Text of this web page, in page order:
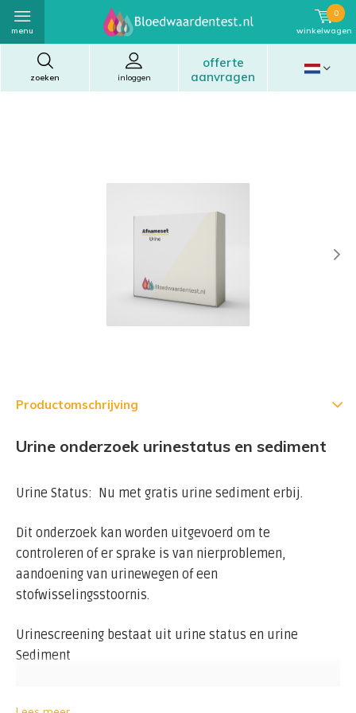
zoeken
offerte
aanvragen
inloggen
menu winkelwagen
0
Productomschrijving
Urine onderzoek urinestatus en sediment
Urine Status: Nu met gratis urine sediment erbij.
Dit onderzoek kan worden uitgevoerd om te
controleren of er sprake is van nierproblemen,
aandoening van urinewegen of een
stofwisselingsstoornis.
Urinescreening bestaat uit urine status en urine
Sediment